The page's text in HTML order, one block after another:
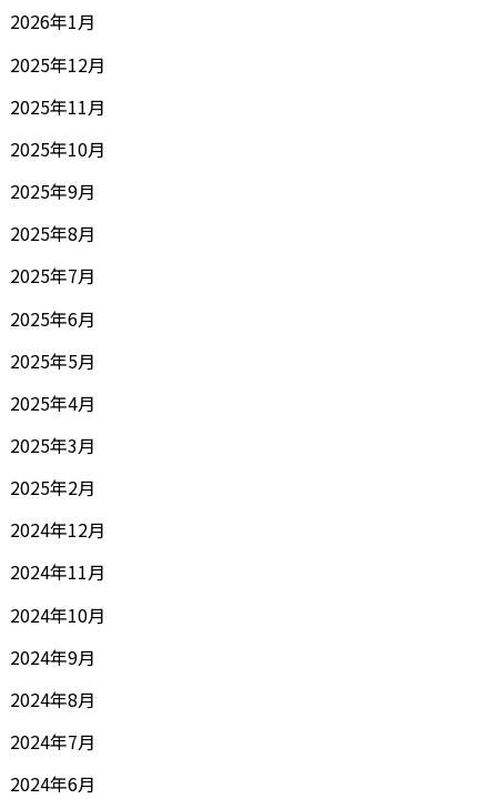
2026年1月
2025年12月
2025年11月
2025年10月
2025年9月
2025年8月
2025年7月
2025年6月
2025年5月
2025年4月
2025年3月
2025年2月
2024年12月
2024年11月
2024年10月
2024年9月
2024年8月
2024年7月
2024年6月